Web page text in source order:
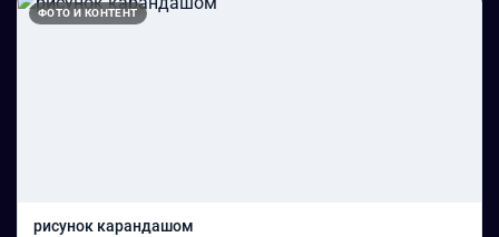
ФОТО И КОНТЕНТ
рисунок карандашом